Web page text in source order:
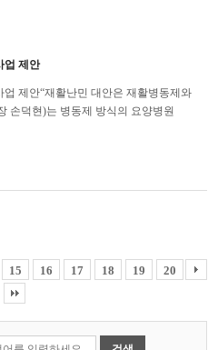
업 제안
제안“재활난민 대안은 재활병동제와
손덕현)는 병동제 방식의 요양병원
의료 붕괴를 동시에 막을 ...
15 16 17 18 19 20